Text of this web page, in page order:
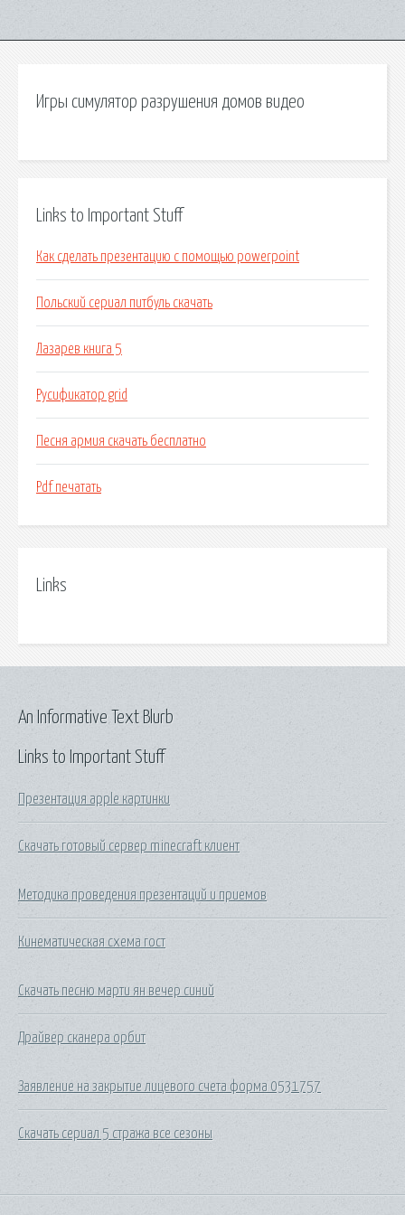
Игры симулятор разрушения домов видео
Links to Important Stuff
Как сделать презентацию с помощью powerpoint
Польский сериал питбуль скачать
Лазарев книга 5
Русификатор grid
Песня армия скачать бесплатно
Pdf печатать
Links
Links to Important Stuff
Презентация apple картинки
Скачать готовый сервер minecraft клиент
Методика проведения презентаций и приемов
Кинематическая схема гост
Скачать песню марти ян вечер синий
Драйвер сканера орбит
Заявление на закрытие лицевого счета форма 0531757
Скачать сериал 5 стража все сезоны
An Informative Text Blurb